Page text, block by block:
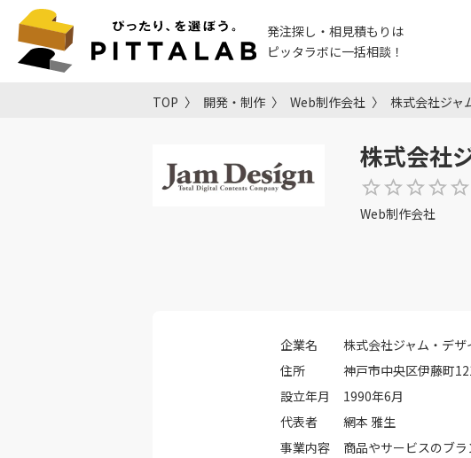
発注探し・相見積もりは
ピッタラボに一括相談！
TOP 開発・制作 Web制作会社 株式会社ジャ
株式会社
Web制作会社
企業名
株式会社ジャム・デザ
住所
神戸市中央区伊藤町
設立年月
1990年6月
代表者
網本 雅生
事業内容
商品やサービスのブ